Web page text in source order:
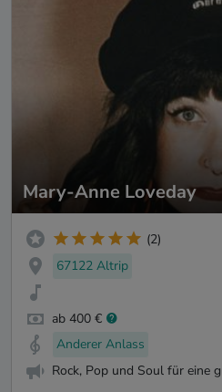
Mary-Anne Loveday
(2)
67122 Altrip
ab 400 €
Anderer Anlass
Rock, Pop und Soul für eine